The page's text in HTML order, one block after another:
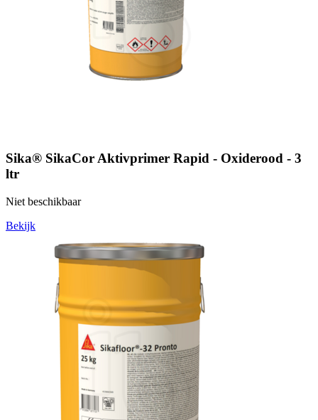
Sika® SikaCor Aktivprimer Rapid - Oxiderood - 3
ltr
Niet beschikbaar
Bekijk